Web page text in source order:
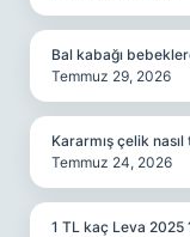
Bal kabağı
Temmuz 29, 2026
Kararmış çelik
Temmuz 24, 2026
1 TL kaç Leva 2025